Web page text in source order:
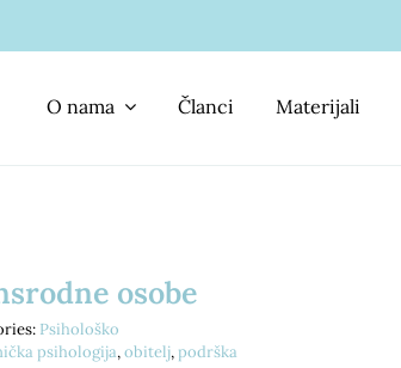
O nama Članci Materijali
osobe
Psihološko
psihologija,obitelj, podrška